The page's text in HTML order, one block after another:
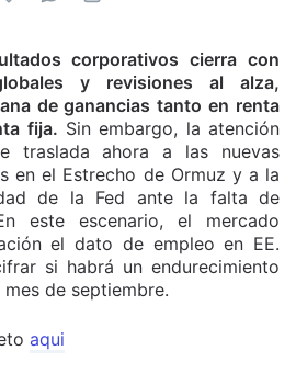
corporativos cierra con
y revisiones al alza,
de ganancias tanto en renta
fija. Sin embargo, la atención
traslada ahora a las nuevas
en el Estrecho de Ormuz y a la
de la Fed ante la falta de
este escenario, el mercado
el dato de empleo en EE.
si habrá un endurecimiento
de septiembre.
aqui